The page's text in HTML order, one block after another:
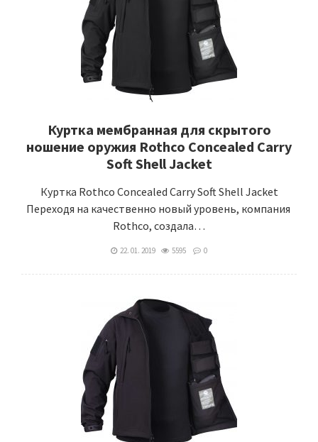
Куртка мембранная для скрытого
ношение оружия Rothco Concealed Carry
Soft Shell Jacket
Куртка Rothco Concealed Carry Soft Shell Jacket
Переходя на качественно новый уровень, компания
Rothco, создала…
22. 01. 2019 5595 0